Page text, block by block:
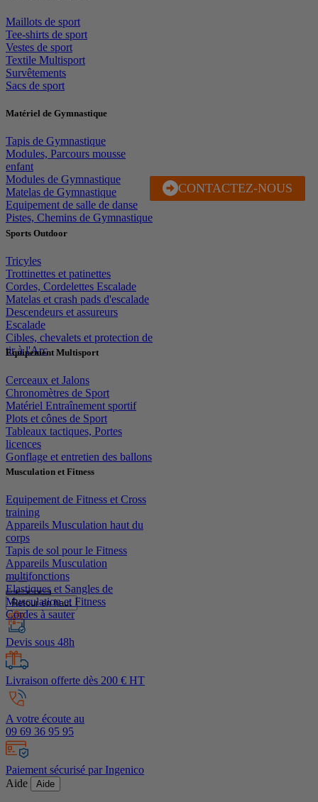
J'EN PROFITE
CONTACTEZ-NOUS
Maillots de sport
Tee-shirts de sport
Vestes de sport
Textile Multisport
Survêtements
Sacs de sport
Matériel de Gymnastique
Tapis de Gymnastique
Modules, Parcours mousse
enfant
Modules de Gymnastique
Matelas de Gymnastique
Equipement de salle de danse
Pistes, Chemins de Gymnastique
Sports Outdoor
Tricyles
Trottinettes et patinettes
Cordes, Cordelettes Escalade
Matelas et crash pads d'escalade
Descendeurs et assureurs
Escalade
Cibles, chevalets et protection de
tir à l'Arc
Equipement Multisport
Cerceaux et Jalons
Chronomètres de Sport
Matériel Entraînement sportif
Plots et cônes de Sport
Tableaux tactiques, Portes
licences
Gonflage et entretien des ballons
Musculation et Fitness
Equipement de Fitness et Cross
training
Appareils Musculation haut du
corps
Tapis de sol pour le Fitness
Appareils Musculation
multifonctions
Elastiques et Sangles de
Musculation et Fitness
Cordes à sauter
Retour en haut
Devis sous 48h
Livraison offerte dès 200 € HT
A votre écoute au
09 69 36 95 95
Paiement sécurisé par Ingenico
Aide
Aide